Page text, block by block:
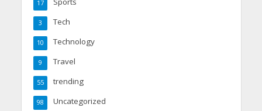
17
Tech
3
Technology
10
Travel
9
trending
55
Uncategorized
98